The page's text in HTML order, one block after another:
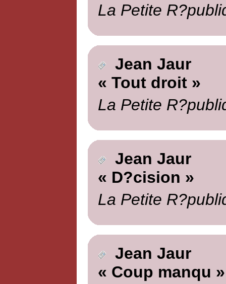
La Petite
Jean Jaur
« Tout droit »
La Petite
Jean Jaur
« D?cision »
La Petite
Jean Jaur
« Coup manqu »